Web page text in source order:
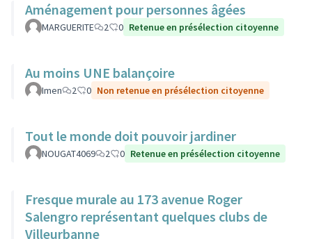
Aménagement pour personnes âgées
MARGUERITE 2 0 Retenue en présélection citoyenne
Au moins UNE balançoire
Imen 2 0 Non retenue en présélection citoyenne
Tout le monde doit pouvoir jardiner
NOUGAT4069 2 0 Retenue en présélection citoyenne
Fresque murale au 173 avenue Roger
Salengro représentant quelques clubs de
Villeurbanne